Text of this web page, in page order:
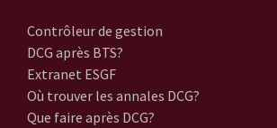
Contrôleur de gestion
DCG après BTS?
Extranet ESGF
Où trouver les annales DCG?
Que faire après DCG?